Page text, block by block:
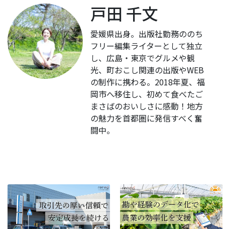
戸田 千文
愛媛県出身。出版社勤務ののち
フリー編集ライターとして独立
し、広島・東京でグルメや観
光、町おこし関連の出版やWEB
の制作に携わる。2018年夏、福
岡市へ移住し、初めて食べたご
まさばのおいしさに感動！地方
の魅力を首都圏に発信すべく奮
闘中。